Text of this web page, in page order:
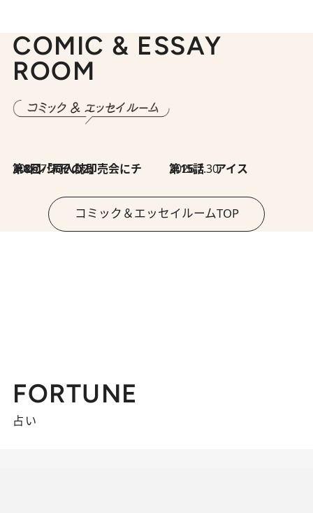
COMIC & ESSAY
ROOM
2026.7.30
第8回「同人誌即売会にチャレンジ その2」 2026.7.30
第15話 アイス
コミック＆エッセイルームTOP
FORTUNE
占い